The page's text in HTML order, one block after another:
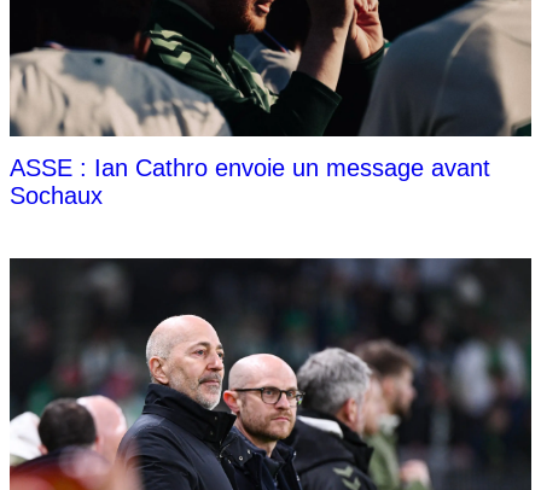
ASSE : Ian Cathro envoie un message avant
Sochaux